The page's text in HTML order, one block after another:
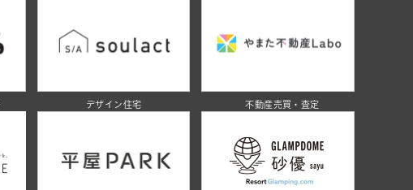
デザイン住宅 不動産売買・査定